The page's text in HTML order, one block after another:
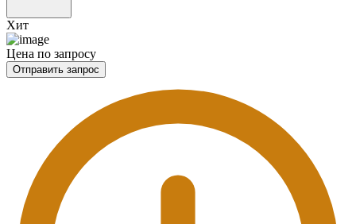
Хит
Цена по запросу
Отправить запрос